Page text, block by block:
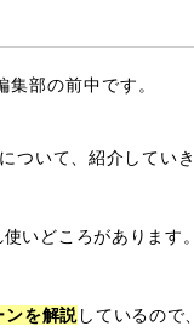
部の前中です。
について、紹介してい
いどころがあります。
ンを解説しているので